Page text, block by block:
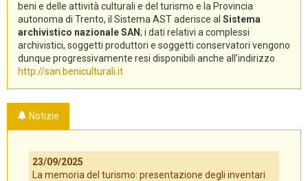
beni e delle attività culturali e del turismo e la Provincia
autonoma di Trento, il Sistema AST aderisce al Sistema
archivistico nazionale SAN; i dati relativi a complessi
archivistici, soggetti produttori e soggetti conservatori vengono
dunque progressivamente resi disponibili anche all’indirizzo
http://san.beniculturali.it
Notizie
23/09/2025
La memoria del turismo: presentazione degli inventari